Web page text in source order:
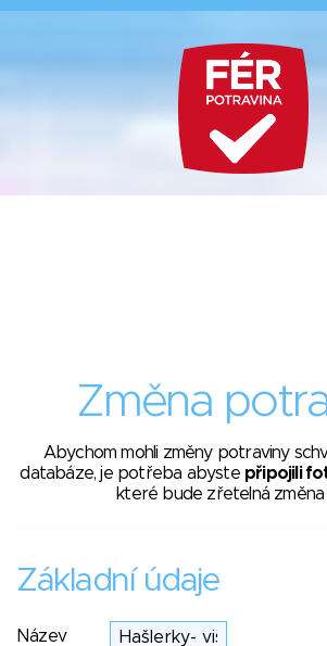
Změna
Abychom mohli změny potraviny
databáze, je potřeba abyste připojili
které bude zřetelná změna
Základní údaje
Název